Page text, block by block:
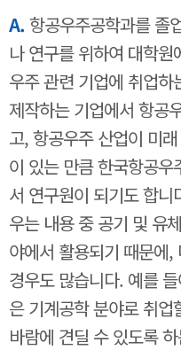
A. 항공우주공학과를 졸
나 연구를 위하여 대학
우주 관련 기업에 취업
제작하는 기업에서 항공
고, 항공우주 산업이 미
이 있는 만큼 한국항공
서 연구원이 되기도 합
우는 내용 중 공기 및 유
야에서 활용되기 때문에
경우도 많습니다. 예를
은 기계공학 분야로 취
바람에 견딜 수 있도록